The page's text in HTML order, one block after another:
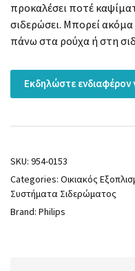
προκαλέσει ποτέ
σιδερώσει. Μπορεί ακόμα
πάνω στα ρούχα ή στη
Εκδηλώστε ενδιαφέρον
SKU: 954-0153
Categories: Οικιακός
Συστήματα Σιδερώματος
Brand: Philips